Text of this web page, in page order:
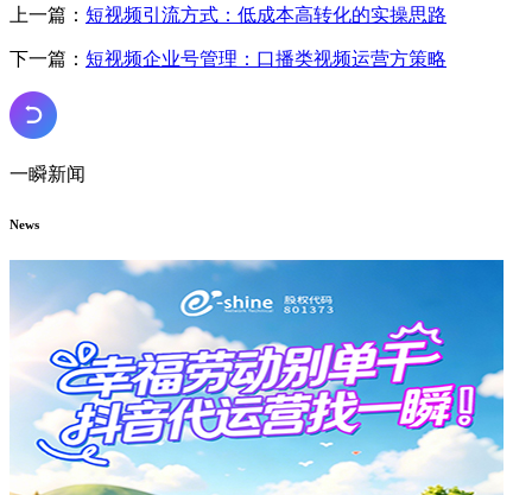
上一篇： 短视频引流方式：低成本高转化的实操思路
下一篇： 短视频企业号管理：口播类视频运营方策略
一瞬新闻
News